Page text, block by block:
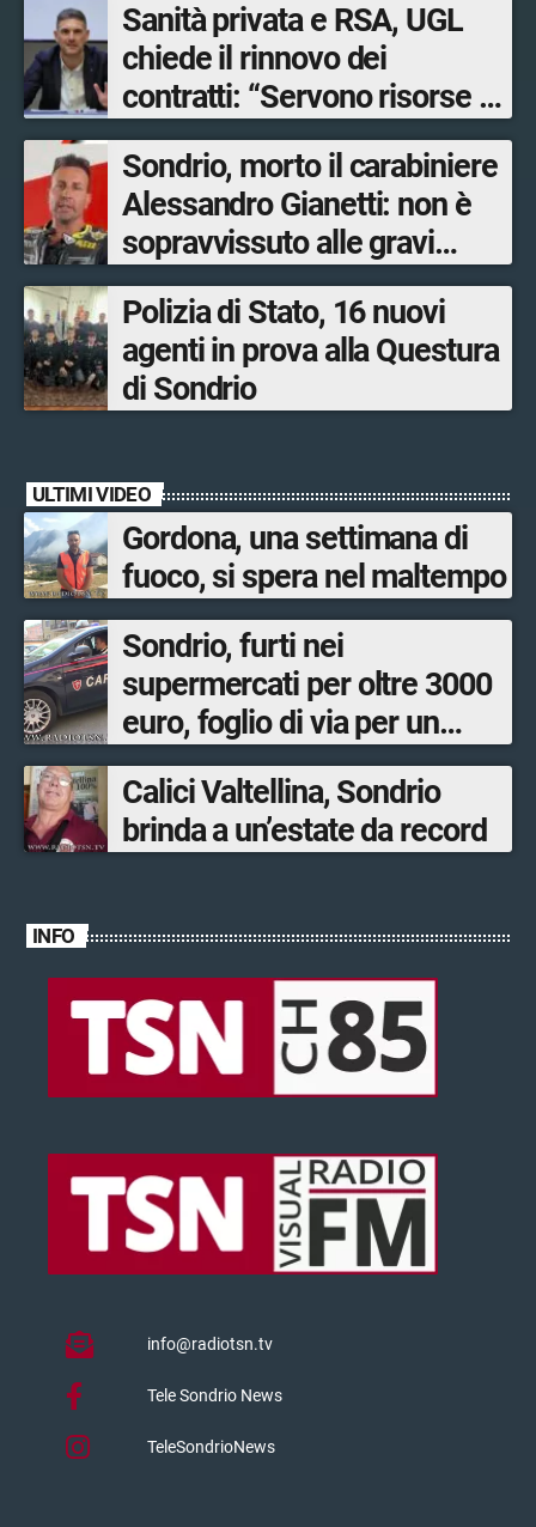
Sanità privata e RSA, UGL
chiede il rinnovo dei
contratti: “Servono risorse e
salari adeguati”
Sondrio, morto il carabiniere
Alessandro Gianetti: non è
sopravvissuto alle gravi
ustioni
Polizia di Stato, 16 nuovi
agenti in prova alla Questura
di Sondrio
ULTIMI VIDEO
Gordona, una settimana di
fuoco, si spera nel maltempo
Sondrio, furti nei
supermercati per oltre 3000
euro, foglio di via per un
ventinovenne
Calici Valtellina, Sondrio
brinda a un’estate da record
INFO
info@radiotsn.tv
Tele Sondrio News
TeleSondrioNews